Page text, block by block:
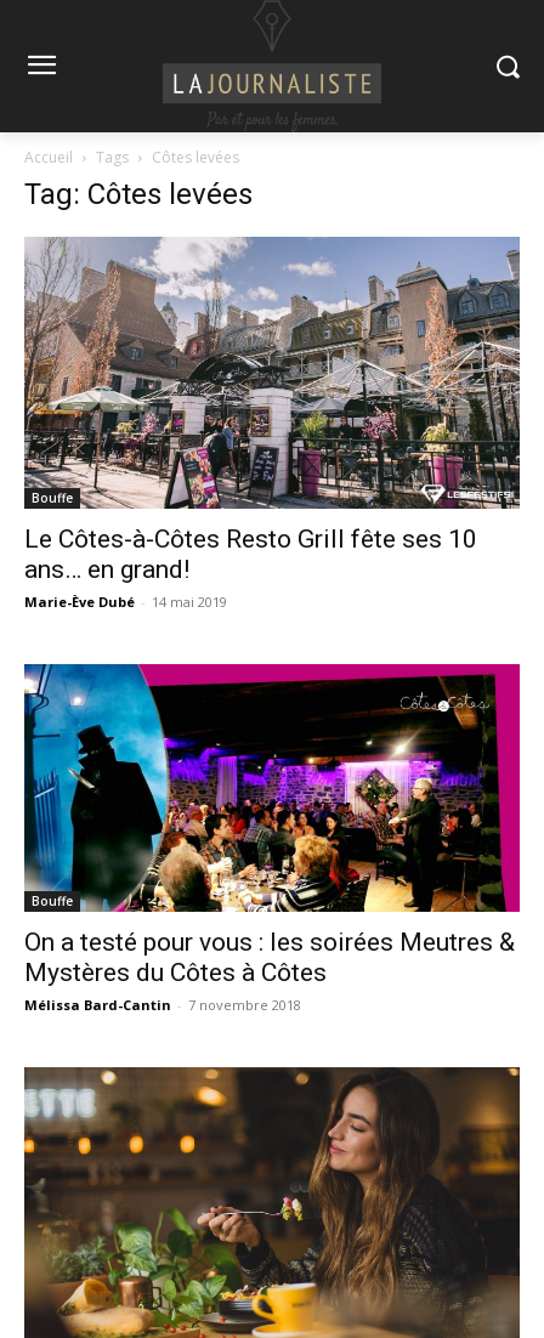
Accueil Tags Côtes levées
Tag: Côtes levées
Bouffe
Le Côtes-à-Côtes Resto Grill fête ses 10
ans… en grand!
Marie-Ève Dubé - 14 mai 2019
Bouffe
On a testé pour vous : les soirées Meutres &
Mystères du Côtes à Côtes
Mélissa Bard-Cantin - 7 novembre 2018